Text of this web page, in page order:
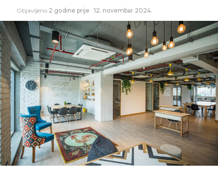
Objavljeno 2 godine prije 12. novembar 2024.